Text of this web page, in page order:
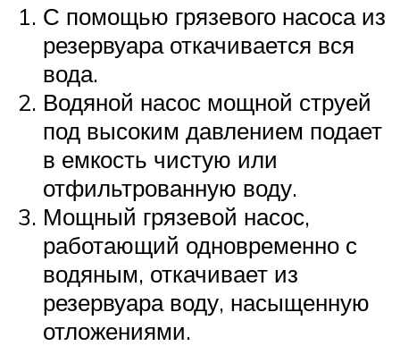
С помощью грязевого насоса из
резервуара откачивается вся
вода.
Водяной насос мощной струей
под высоким давлением подает
в емкость чистую или
отфильтрованную воду.
Мощный грязевой насос,
работающий одновременно с
водяным, откачивает из
резервуара воду, насыщенную
отложениями.